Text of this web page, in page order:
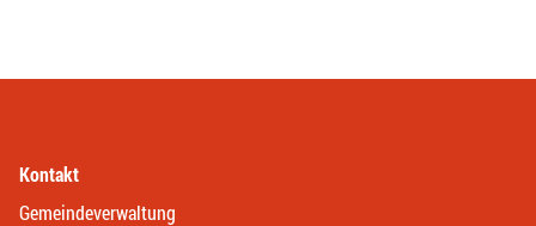
Kontakt
Gemeindeverwaltung